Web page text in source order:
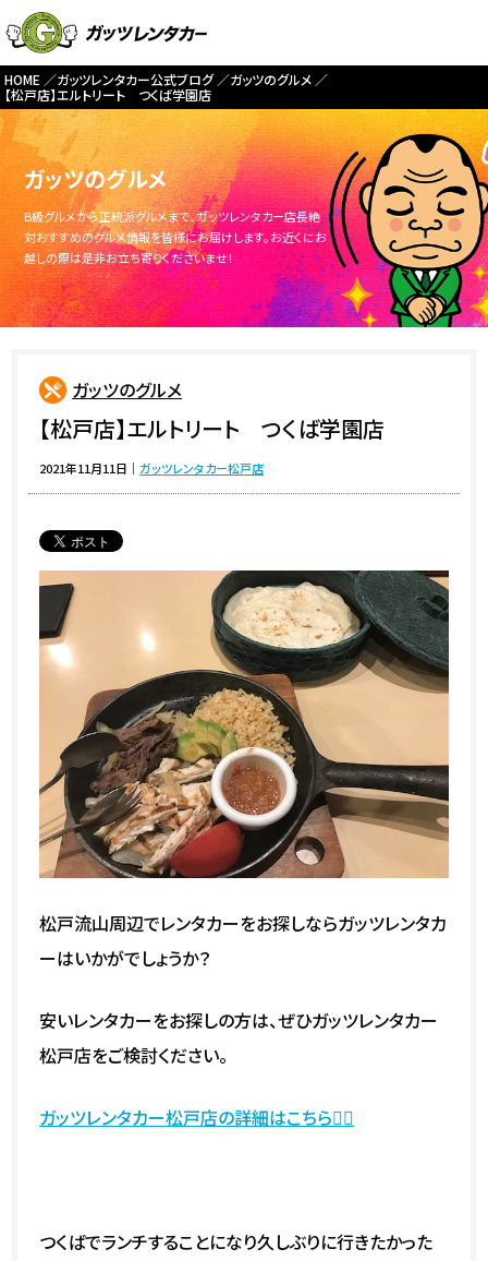
HOME ガッツレンタカー公式ブログ
ガッツのグルメ
【松戸店】エルトリート つくば学園店
ガッツのグルメ
B級グルメから正統派グルメまで、ガッツレンタカー店長絶
対おすすめのグルメ情報を皆様にお届けします。お近くにお
越しの際は是非お立ち寄りくださいませ！
ガッツのグルメ
【松戸店】エルトリート つくば学園店
2021年11月11日 ｜ガッツレンタカー松戸店
松戸流山周辺でレンタカーをお探しならガッツレンタカ
ーはいかがでしょうか？
安いレンタカーをお探しの方は、ぜひガッツレンタカー
松戸店をご検討ください。
ガッツレンタカー松戸店の詳細はこちら💁‍♀️
つくばでランチすることになり久しぶりに行きたかった